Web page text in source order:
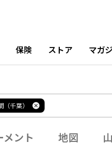
保険 ストア マガ
（千葉）
メント 地図 山